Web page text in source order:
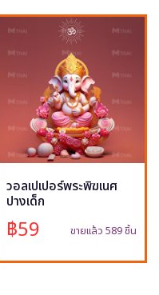
วอลเปเปอร์พระพิฆเนศ
ปางเด็ก
฿59 ขายแล้ว 589 ชิ้น